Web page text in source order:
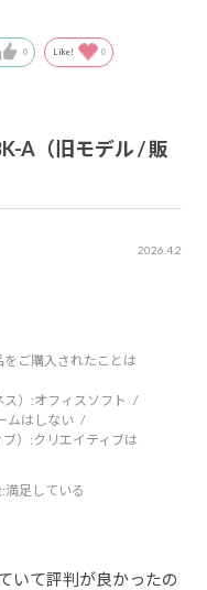
0 Like! 0
A（旧モデル / 販
2026.4.2
ご購入されたことは
ス）:オフィスソフト
ムはしない
）:クリエイティブは
:満足している
いて評判が良かったの